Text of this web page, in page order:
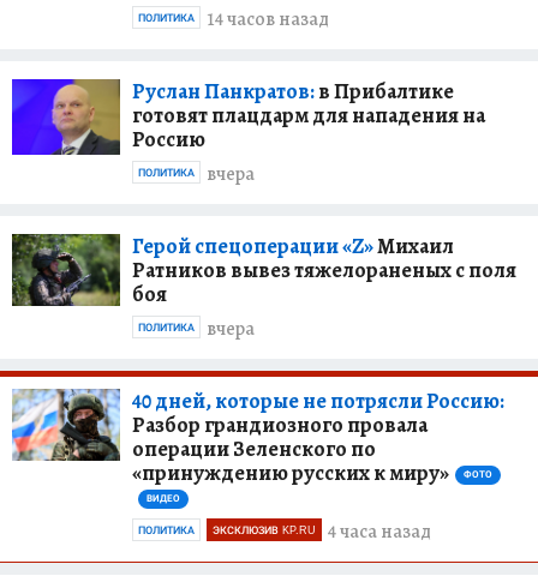
14 часов назад
ПОЛИТИКА
Руслан Панкратов:в Прибалтике
готовят плацдарм для нападения на
Россию
вчера
ПОЛИТИКА
Герой спецоперации «Z»Михаил
Ратников вывез тяжелораненых с поля
боя
вчера
ПОЛИТИКА
40 дней, которые не потрясли Россию:
Разбор грандиозного провала
операции Зеленского по
«принуждению русских к миру»
ФОТО
ВИДЕО
4 часа назад
ПОЛИТИКА ЭКСКЛЮЗИВ KP.RU